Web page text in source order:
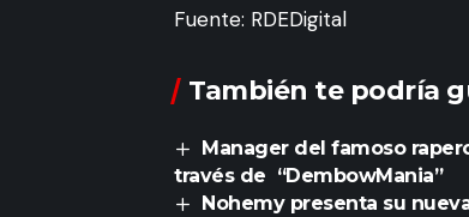
Fuente: RDEDigital
También te podría
Manager del famoso
través de “DembowMania”
Nohemy presenta su